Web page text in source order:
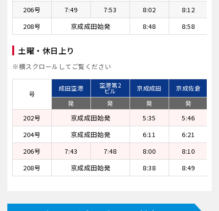
206号
7:49 7:53 8:02
8:12
208号
京成成田始発 8:48 8:58
土曜・休日上り
※横スクロールしてご覧ください
号
成田空港 空港第2
ビル 京成成田 京成佐倉
発
発 発 発
202号 京成成田始発 5:35
5:46
204号
京成成田始発 6:11
6:21
206号
7:43 7:48 8:00
8:10
208号
京成成田始発 8:38 8:49